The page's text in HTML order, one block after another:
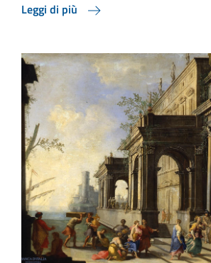
Leggi di più